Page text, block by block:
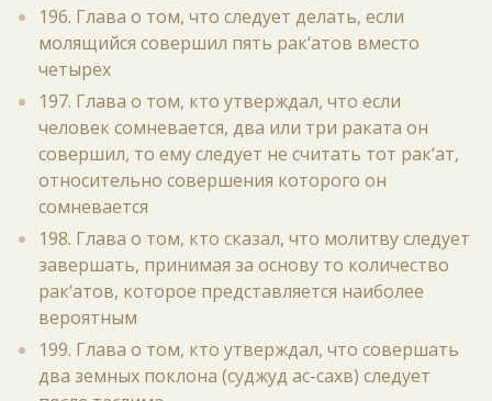
196. Глава о том, что следует делать, если
молящийся совершил пять рак‘атов вместо
четырёх
197. Глава о том, кто утверждал, что если
человек сомневается, два или три раката он
совершил, то ему следует не считать тот рак‘ат,
относительно совершения которого он
сомневается
198. Глава о том, кто сказал, что молитву следует
завершать, принимая за основу то количество
рак‘атов, которое представляется наиболее
вероятным
199. Глава о том, кто утверждал, что совершать
два земных поклона (суджуд ас-сахв) следует